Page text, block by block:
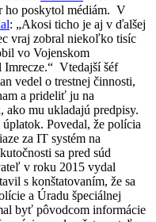
ho poskytol médiám. V
: „Akosi ticho je aj v ďalšej
vraj zobral niekoľko tisíc
vo Vojenskom
Imrecze.“ Vtedajší šéf
vedel o trestnej činnosti,
a prideliť ju na
ako mu ukladajú predpisy.
Povedal, že polícia
za IT systém na
sa pred súd
v roku 2015 vydal
s konštatovaním, že sa
a Úradu špeciálnej
byť pôvodcom informácie